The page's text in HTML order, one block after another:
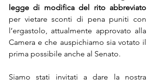
legge di modifica del rito abbreviato
per vietare sconti di pena puniti con
l’ergastolo, attualmente approvato alla
Camera e che auspichiamo sia votato il
prima possibile anche al Senato.
Siamo stati invitati a dare la nostra